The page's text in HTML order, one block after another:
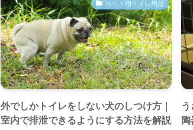
ペット用トイレ用品
外でしかトイレをしない犬のしつけ方｜
室内で排泄できるようにする方法を解説